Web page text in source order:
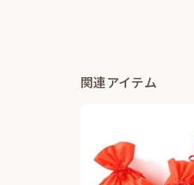
関連アイテム